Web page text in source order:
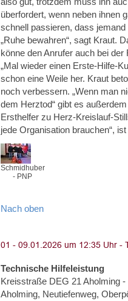
überfordert, wenn neben ihnen
schnell passieren, dass
„Ruhe bewahren“, sagt Kraut.
könne den Anrufer auch bei
„Mal wieder einen Erste-Hilfe-
schon eine Weile her. Kraut
noch verbessern. „Wenn man
dem Herztod“ gibt es
Ersthelfer zu Herz-Kreislauf-
jede Organisation brauchen“,
Schmidhuber
- PNP
Nach oben
Technische Hilfeleistung
Kreisstraße DEG 21 Aholming
Aholming, Neutiefenweg,